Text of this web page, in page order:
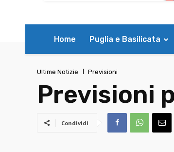
Home Puglia e Basilicata
Ultime Notizie Previsioni
Previsioni
Condividi